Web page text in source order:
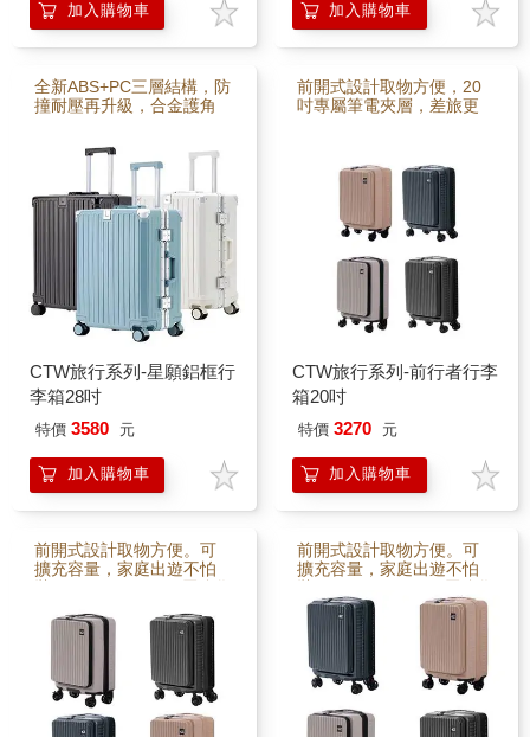
加入購物車 加入購物車
全新ABS+PC三層結構，防
撞耐壓再升級，合金護角
屬拉桿搭配手機架，追劇
導航超便利。TSA海關鎖，
與USB雙充電孔，移動中
不怕沒電。摺疊杯架可放
飲料雨傘，箱側掛勾輕鬆
掛小包。360°萬向飛機
輪，推行滑順不卡卡。行
李箱推薦，家庭旅行、商
務差旅必備！
CTW旅行系列-星願鋁框行
李箱28吋
特價 3580 元
加入購物車
前開式設計取物方便，20
吋專屬筆電夾層，差旅更
三層強化材質，防撞耐壓
更耐用。加厚金屬拉桿＋
手機架，追劇導航隨手搞
定。TSA海關鎖，國際通關
安心。360°萬向輪＋煞
車，推行滑順穩定。Type-
C & USB雙充電孔，移動中
不怕沒電。行李箱推薦，
旅行與商
CTW旅行系列-前行者行李
箱20吋
特價 3270 元
加入購物車
前開式設計取物方便。可
擴充容量，家庭出遊不怕
加厚金屬拉桿＋手機架，
追劇導航隨手搞定。TSA海
關鎖，國際通關安心。36
0°萬向輪＋煞車，推行滑
順穩定。Type-C & USB雙
充電孔，移動中不怕沒
前開式設計取物方便。可
擴充容量，家庭出遊不怕
材質，防撞耐壓更耐用。
加厚金屬拉桿＋手機架，
追劇導航隨手搞定。TSA海
關鎖，國際通關安心。36
0°萬向輪＋煞車，推行滑
順穩定。Type-C & USB雙
充電孔，移動中不怕沒